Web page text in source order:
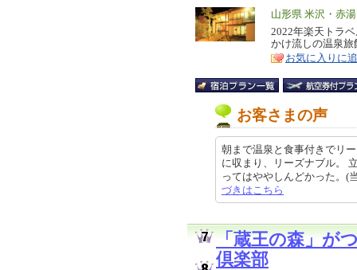
エ
リ
ア
山形県 米沢・赤
特
徴
2022年楽天トラ
かけ流しの温泉
お気に入りに
お客さまの声
朝まで温泉と食事付きでリ
に収まり、リーズナブル。
ってはややしんどかった。
づきはこちら
「蔵王の森」が
倶楽部